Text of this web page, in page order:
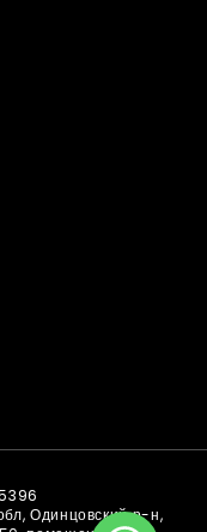
Одинцовский р-н,